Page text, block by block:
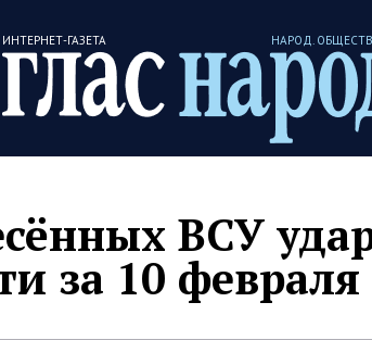
ИНТЕРНЕТ-ГАЗЕТА НАРОД.
ВСУ
за 10 февраля